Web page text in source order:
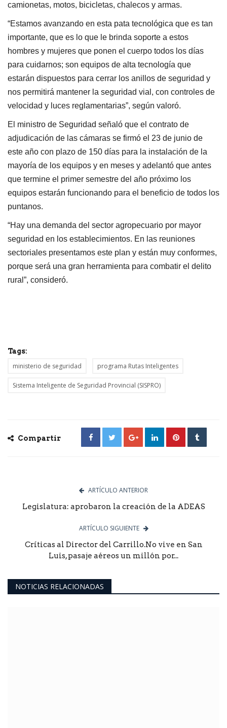
camionetas, motos, bicicletas, chalecos y armas.
“Estamos avanzando en esta pata tecnológica que es tan
importante, que es lo que le brinda soporte a estos
hombres y mujeres que ponen el cuerpo todos los días
para cuidarnos; son equipos de alta tecnología que
estarán dispuestos para cerrar los anillos de seguridad y
nos permitirá mantener la seguridad vial, con controles de
velocidad y luces reglamentarias”, según valoró.
El ministro de Seguridad señaló que el contrato de
adjudicación de las cámaras se firmó el 23 de junio de
este año con plazo de 150 días para la instalación de la
mayoría de los equipos y en meses y adelantó que antes
que termine el primer semestre del año próximo los
equipos estarán funcionando para el beneficio de todos los
puntanos.
“Hay una demanda del sector agropecuario por mayor
seguridad en los establecimientos. En las reuniones
sectoriales presentamos este plan y están muy conformes,
porque será una gran herramienta para combatir el delito
rural”, consideró.
Tags:
ministerio de seguridad programa Rutas Inteligentes
Sistema Inteligente de Seguridad Provincial (SISPRO)
Compartir
ARTÍCULO ANTERIOR
Legislatura: aprobaron la creación de la ADEAS
ARTÍCULO SIGUIENTE
Críticas al Director del Carrillo.No vive en San
Luis, pasaje aéreos un millón por...
NOTICIAS RELACIONADAS